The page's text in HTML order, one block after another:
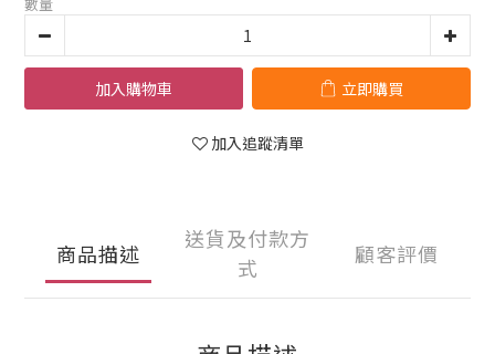
加入購物車 立即購買
加入追蹤清單
商品描述
送貨及付款方
式
顧客評價